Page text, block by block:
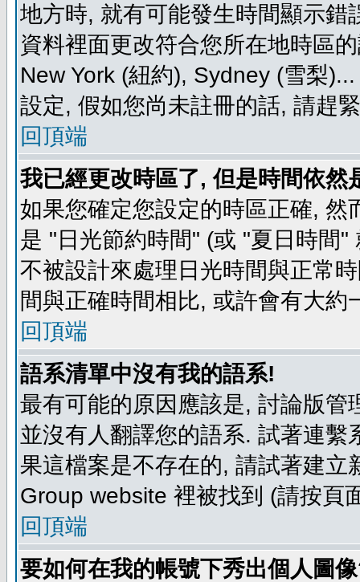
地方時, 就有可能發生時間顯示
資料裡面更改符合您所在地時區
New York (紐約), Sydney (雪梨
設定, 假如您尚未註冊的話, 請趕
回頂端
我已經更改時區了, 但是時間依然
如果您確定您設定的時區正確,
是 "日光節約時間" (或 "夏日時間
不被設計來處理日光時間與正常
間與正確時間相比, 或許會有大約
回頂端
語系清單中沒有我的語系!
最有可能的原因應該是, 討論版
並沒有人翻譯您的語系. 試著連
果這檔案是不存在的, 請試著建
Group website 裡被找到 (請按頁
回頂端
要如何在我的帳號下秀出個人圖